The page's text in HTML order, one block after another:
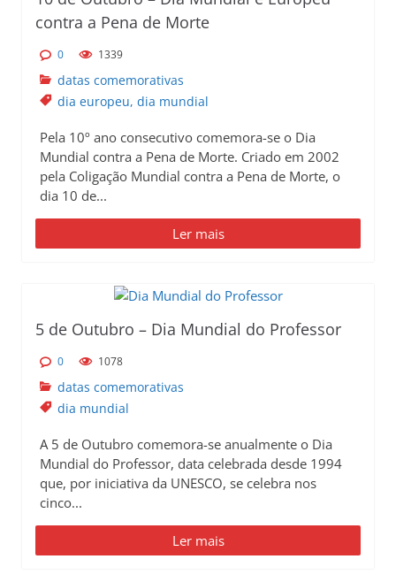
contra a Pena de Morte
0 1339
datas comemorativas
dia europeu, dia mundial
Pela 10º ano consecutivo comemora-se o Dia
Mundial contra a Pena de Morte. Criado em 2002
pela Coligação Mundial contra a Pena de Morte, o
dia 10 de...
Ler mais
5 de Outubro – Dia Mundial do Professor
0 1078
datas comemorativas
dia mundial
A 5 de Outubro comemora-se anualmente o Dia
Mundial do Professor, data celebrada desde 1994
que, por iniciativa da UNESCO, se celebra nos
cinco...
Ler mais